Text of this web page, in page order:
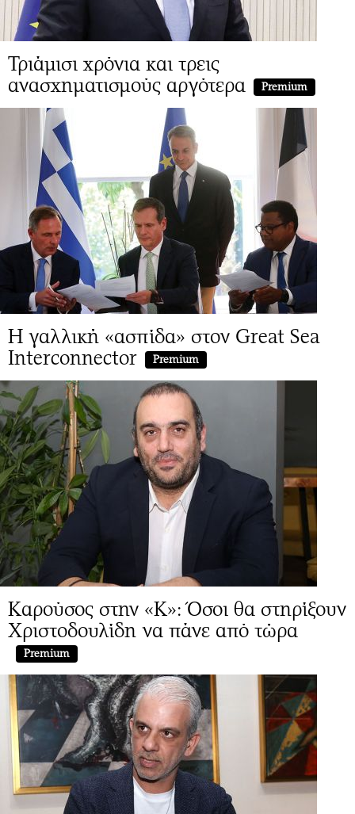
Τριάμισι χρόνια και τρεις
ανασχηματισμούς αργότερα
Premium
Η γαλλική «ασπίδα» στον Great Sea
Interconnector
Premium
Καρούσος στην «Κ»: Όσοι θα στηρίξουν
Χριστοδουλίδη να πάνε από τώρα
Premium